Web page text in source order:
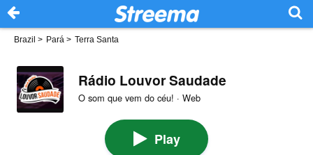
Brazil > Pará > Terra Santa
Rádio Louvor Saudade
O som que vem do céu! · Web
Play